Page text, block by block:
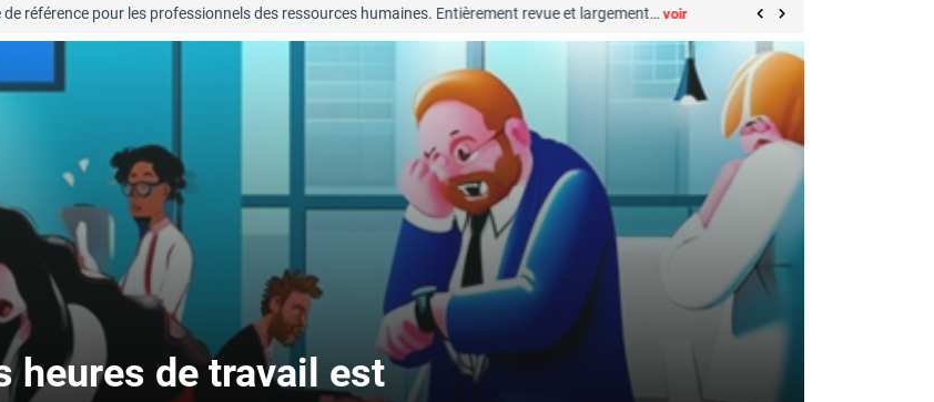
pour les professionnels des ressources humaines. Entièrement revue et largement… voir Great Place to Work® :
heures de travail est